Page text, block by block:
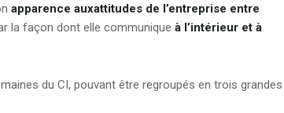
apparence auxattitudes de l’entreprise entre
la façon dont elle communique à l’intérieur et à
du CI, pouvant être regroupés en trois grandes